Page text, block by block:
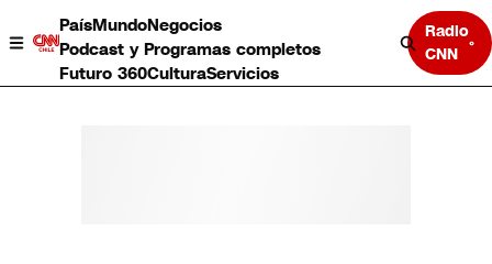
PaísMundoNegocios
Podcast y Programas completos
Futuro 360CulturaServicios
Radio
CNN